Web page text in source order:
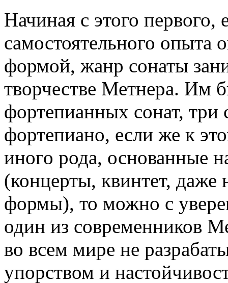
Начиная с этого первого,
самостоятельного опыта
формой, жанр сонаты
творчестве Метнера. Им
фортепианных сонат, три
фортепиано, если же к
иного рода, основанные
(концерты, квинтет, даже
формы), то можно с
один из современников
во всем мире не
упорством и